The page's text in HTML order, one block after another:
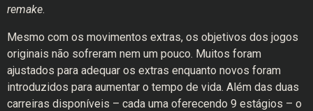
remake.
Mesmo com os movimentos extras, os objetivos dos jogos
originais não sofreram nem um pouco. Muitos foram
ajustados para adequar os extras enquanto novos foram
introduzidos para aumentar o tempo de vida. Além das duas
carreiras disponíveis – cada uma oferecendo 9 estágios – o